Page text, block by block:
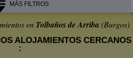
MÁS FILTROS
en Tolbaños de Arriba (Burgos)
ALOJAMIENTOS CERCANOS
: